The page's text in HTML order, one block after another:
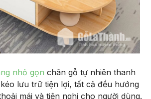
nhỏ gọn chân gỗ tự nhiên thanh
lưu trữ tiện lợi, tất cả đều hướng
mái và tiện nghi cho người dùng.